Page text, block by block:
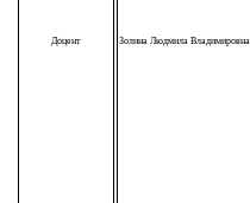
Доцент Золина Людмила Владимировна